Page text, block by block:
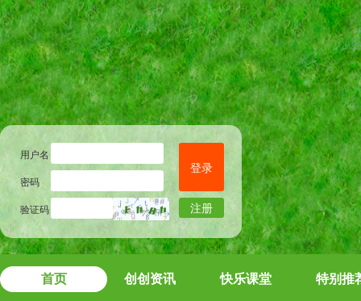
用户名
密码
验证码
登录
注册
首页 创创资讯 快乐课堂 特别推